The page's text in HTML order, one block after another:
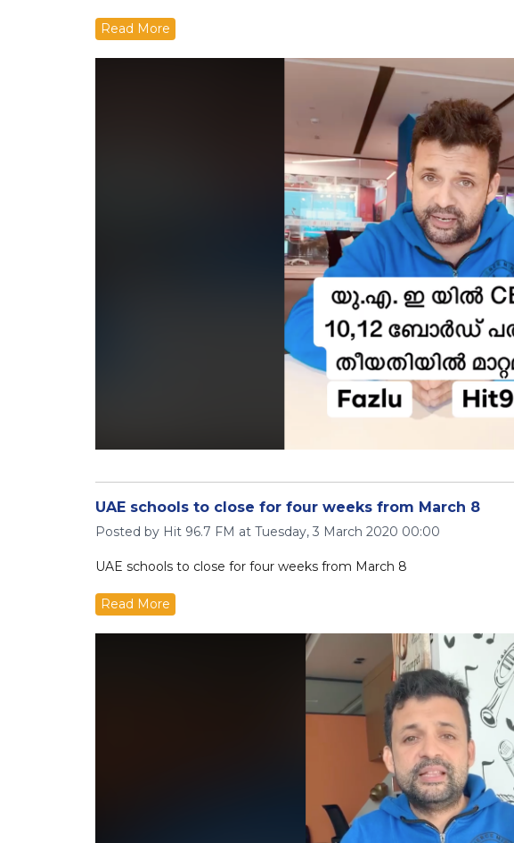
Read More
UAE schools to close for four weeks from March 8
Posted by Hit 96.7 FM at Tuesday, 3 March 2020 00:00
UAE schools to close for four weeks from March 8
Read More